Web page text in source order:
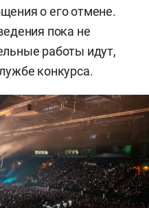
о его отмене.
пока не
работы идут,
конкурса.